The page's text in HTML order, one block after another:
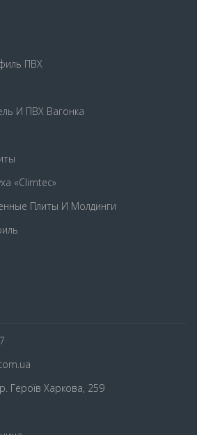
ПВХ
И ПВХ Вагонка
«Climtec»
Плиты И Молдинги
Героїв Харкова, 259